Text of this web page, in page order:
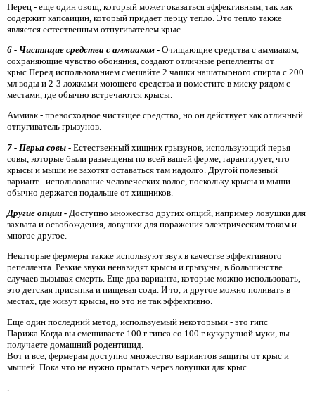
Перец - еще один овощ, который может оказаться эффективным, так как
содержит капсаицин, который придает перцу тепло. Это тепло также
является естественным отпугивателем крыс.
6 - Чистящие средства с аммиаком - Очищающие средства с аммиаком,
сохраняющие чувство обоняния, создают отличные репелленты от
крыс.Перед использованием смешайте 2 чашки нашатырного спирта с 200
мл воды и 2-3 ложками моющего средства и поместите в миску рядом с
местами, где обычно встречаются крысы.
Аммиак - превосходное чистящее средство, но он действует как отличный
отпугиватель грызунов.
7 - Перья совы - Естественный хищник грызунов, использующий перья
совы, которые были размещены по всей вашей ферме, гарантирует, что
крысы и мыши не захотят оставаться там надолго. Другой полезный
вариант - использование человеческих волос, поскольку крысы и мыши
обычно держатся подальше от хищников.
Другие опции - Доступно множество других опций, например ловушки для
захвата и освобождения, ловушки для поражения электрическим током и
многое другое.
Некоторые фермеры также используют звук в качестве эффективного
репеллента. Резкие звуки ненавидят крысы и грызуны, в большинстве
случаев вызывая смерть. Еще два варианта, которые можно использовать, -
это детская присыпка и пищевая сода. И то, и другое можно поливать в
местах, где живут крысы, но это не так эффективно.
Еще один последний метод, используемый некоторыми - это гипс
Парижа.Когда вы смешиваете 100 г гипса со 100 г кукурузной муки, вы
получаете домашний родентицид.
Вот и все, фермерам доступно множество вариантов защиты от крыс и
мышей. Пока что не нужно прыгать через ловушки для крыс.